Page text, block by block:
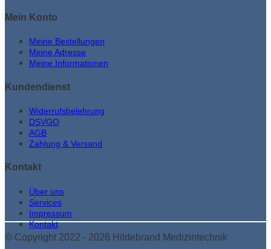
Mein Konto
Meine Bestellungen
Meine Adresse
Meine Informationen
Kundendienst
Widerrufsbelehrung
DSVGO
AGB
Zahlung & Versand
Kontakt
Über uns
Services
Impressum
Kontakt
© Copyright 2022 - 2026 Hildebrand Medizintechnik